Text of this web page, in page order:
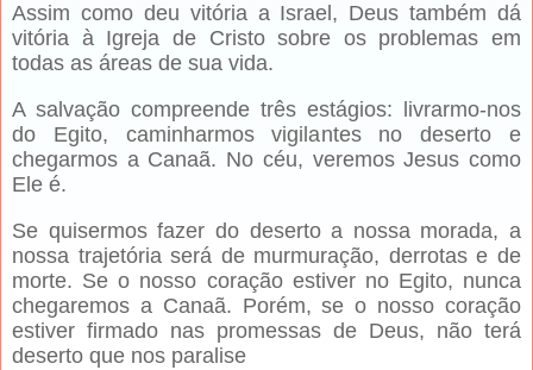
Assim como deu vitória a Israel, Deus também dá
vitória à Igreja de Cristo sobre os problemas em
todas as áreas de sua vida.
A salvação compreende três estágios: livrarmo-nos
do Egito, caminharmos vigilantes no deserto e
chegarmos a Canaã. No céu, veremos Jesus como
Ele é.
Se quisermos fazer do deserto a nossa morada, a
nossa trajetória será de murmuração, derrotas e de
morte. Se o nosso coração estiver no Egito, nunca
chegaremos a Canaã. Porém, se o nosso coração
estiver firmado nas promessas de Deus, não terá
deserto que nos paralise